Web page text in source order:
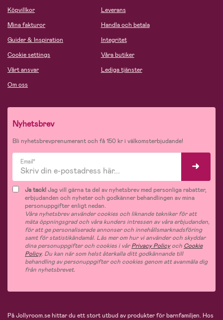
Köpvillkor
Mina fakturor
Guider & Inspiration
Cookie settings
Vårt ansvar
Om oss
Leverans
Handla och betala
Integritet
Våra butiker
Lediga tjänster
Nyhetsbrev
Bli nyhetsbrevprenumerant och få 150 kr i välkomsterbjudande!
Email*
Ja tack!Jag vill gärna ta del av nyhetsbrev med personliga rabatter,
erbjudanden och nyheter och godkänner behandlingen av mina
personuppgifter enligt nedan.
Våra nyhetsbrev använder cookies och liknande tekniker för att
mäta öppningsgrad och våra kunders intressen av våra erbjudanden,
för att ge personaliserade annonser och innehållsmarknadsföring
samt för statistikändamål. Läs mer om hur vi använder och skyddar
dina personuppgifter och cookies i vårPrivacy Policyoch Cookie
Policy. Du kan när som helst återkalla ditt godkännande till
behandling av personuppgifter och cookies genom att avanmäla dig
från nyhetsbrevet.
På Jollyroom.se hittar du ett stort utbud av produkter för barnfamiljen. Hos